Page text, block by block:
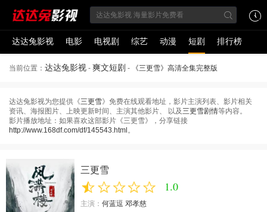
达达兔影视 电影 电视剧 综艺 动漫 短剧 排行榜
当前位置： 达达兔影视 - 爽文短剧 - 《三更雪》高清全集完整版
达达兔影视为您提供《三更雪》免费在线观看地址，影片主演列表、影片相关
资讯、海报图片、上映更新时间、主演其他影片、 以及三更雪剧情等内容。
影片播放地址：如果喜欢这部影片《三更雪》，分享链接
http://www.168df.com/df/145543.html 。
三更雪
1.0
主演： 何蓝逗 邓孝慈